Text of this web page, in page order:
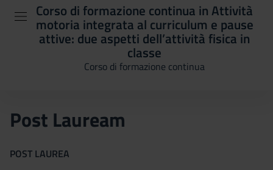
Corso di formazione continua in Attività
motoria integrata al curriculum e pause
attive: due aspetti dell’attività fisica in
classe
Corso di formazione continua
Post Lauream
POST LAUREA